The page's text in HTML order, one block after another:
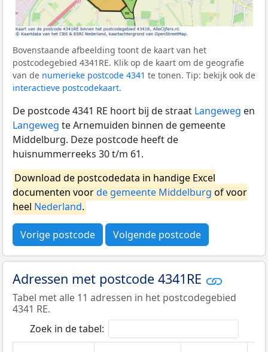
Bovenstaande afbeelding toont de kaart van het
postcodegebied 4341RE. Klik op de kaart om de geografie
van de numerieke postcode 4341 te tonen. Tip: bekijk ook de
interactieve postcodekaart.
De postcode 4341 RE hoort bij de straat Langeweg en
Langeweg te Arnemuiden binnen de gemeente
Middelburg. Deze postcode heeft de
huisnummerreeks 30 t/m 61.
Download de postcodedata in handige Excel
documenten voorde gemeente Middelburg of voor
heel Nederland.
Vorige postcode Volgende postcode
Adressen met postcode 4341RE
Tabel met alle 11 adressen in het postcodegebied
4341 RE.
Zoek in de tabel: